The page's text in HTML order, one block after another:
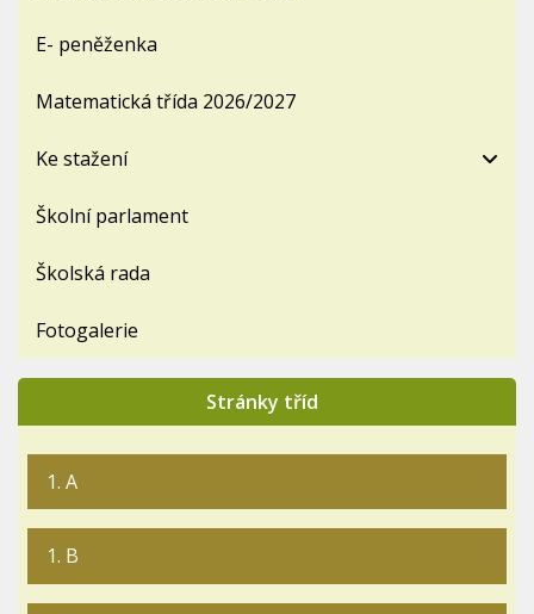
E- peněženka
Matematická třída 2026/2027
Ke stažení
Školní parlament
Školská rada
Fotogalerie
Stránky tříd
1. A
1. B